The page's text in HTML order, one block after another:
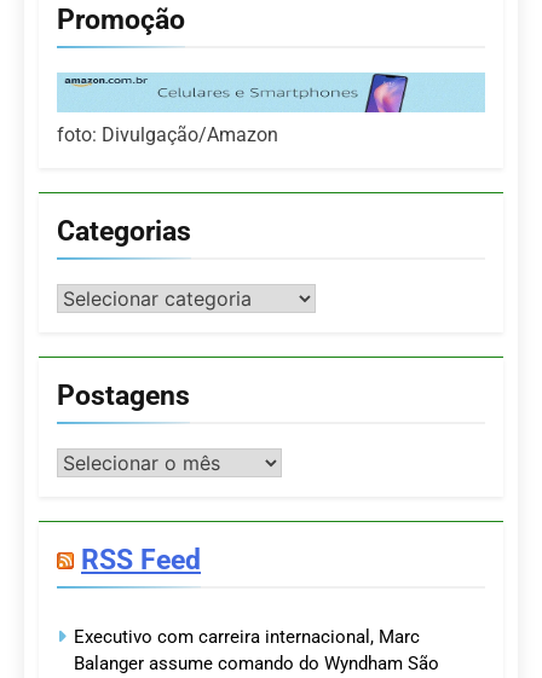
Promoção
foto: Divulgação/Amazon
Categorias
Categorias
Postagens
Postagens
RSS Feed
Executivo com carreira internacional, Marc
Balanger assume comando do Wyndham São